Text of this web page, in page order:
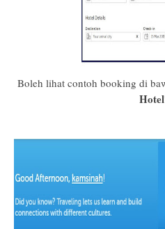
Boleh lihat contoh booking di